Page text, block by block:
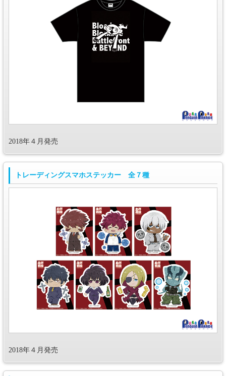
2018年４月発売
トレーディングスマホステッカー 全７種
2018年４月発売